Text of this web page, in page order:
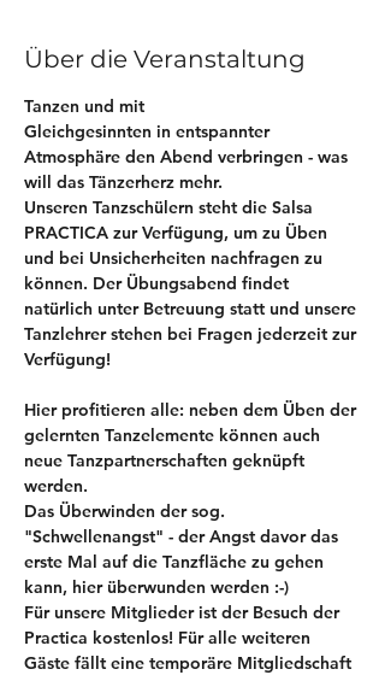
Über die Veranstaltung
Tanzen und mit
Gleichgesinnten in entspannter
Atmosphäre den Abend verbringen - was
will das Tänzerherz mehr.
Unseren Tanzschülern steht die Salsa
PRACTICA zur Verfügung, um zu Üben
und bei Unsicherheiten nachfragen zu
können. Der Übungsabend findet
natürlich unter Betreuung statt und unsere
Tanzlehrer stehen bei Fragen jederzeit zur
Verfügung!
Hier profitieren alle: neben dem Üben der
gelernten Tanzelemente können auch
neue Tanzpartnerschaften geknüpft
werden.
Das Überwinden der sog.
"Schwellenangst" - der Angst davor das
erste Mal auf die Tanzfläche zu gehen
kann, hier überwunden werden :-)
Für unsere Mitglieder ist der Besuch der
Practica kostenlos! Für alle weiteren
Gäste fällt eine temporäre Mitgliedschaft